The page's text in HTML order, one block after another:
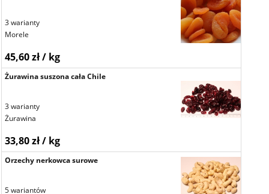
3 warianty
Morele
45,60 zł / kg
Żurawina suszona cała Chile
3 warianty
Żurawina
33,80 zł / kg
Orzechy nerkowca surowe
5 wariantów